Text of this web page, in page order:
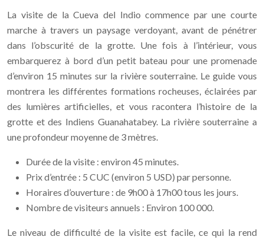
La visite de la Cueva del Indio commence par une courte
marche à travers un paysage verdoyant, avant de pénétrer
dans l’obscurité de la grotte. Une fois à l’intérieur, vous
embarquerez à bord d’un petit bateau pour une promenade
d’environ 15 minutes sur la rivière souterraine. Le guide vous
montrera les différentes formations rocheuses, éclairées par
des lumières artificielles, et vous racontera l’histoire de la
grotte et des Indiens Guanahatabey. La rivière souterraine a
une profondeur moyenne de 3 mètres.
Durée de la visite : environ 45 minutes.
Prix d’entrée : 5 CUC (environ 5 USD) par personne.
Horaires d’ouverture : de 9h00 à 17h00 tous les jours.
Nombre de visiteurs annuels : Environ 100 000.
Le niveau de difficulté de la visite est facile, ce qui la rend